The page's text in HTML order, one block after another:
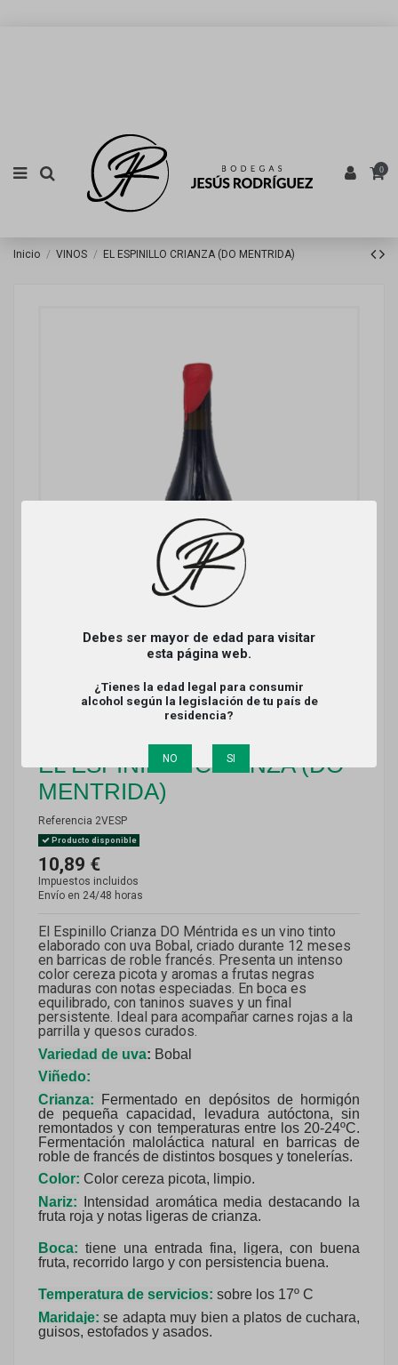
Debes ser mayor de edad para visitar
esta página web.
¿Tienes la edad legal para consumir
alcohol según la legislación de tu país de
residencia?
NO SI
0
Inicio VINOS EL ESPINILLO CRIANZA (DO MENTRIDA)
EL ESPINILLO CRIANZA (DO
MENTRIDA)
Referencia 2VESP
Producto disponible
10,89 €
Impuestos incluidos
Envío en 24/48 horas
El Espinillo Crianza DO Méntrida es un vino tinto
elaborado con uva Bobal, criado durante 12 meses
en barricas de roble francés. Presenta un intenso
color cereza picota y aromas a frutas negras
maduras con notas especiadas. En boca es
equilibrado, con taninos suaves y un final
persistente. Ideal para acompañar carnes rojas a la
parrilla y quesos curados.
Variedad de uva: Bobal
Viñedo:
Crianza:
Fermentado en depósitos de hormigón
de pequeña capacidad, levadura autóctona, sin
remontados y con temperaturas entre los 20-24ºC.
Fermentación maloláctica natural en barricas de
roble de francés de distintos bosques y tonelerías.
Color: Color cereza picota, limpio.
Nariz:
Intensidad aromática media destacando la
fruta roja y notas ligeras de crianza.
Boca: tiene una entrada fina, ligera, con buena
fruta, recorrido largo y con persistencia buena.
Temperatura de servicios: sobre los 17º C
Maridaje:se adapta muy bien a platos de cuchara,
guisos, estofados y asados.